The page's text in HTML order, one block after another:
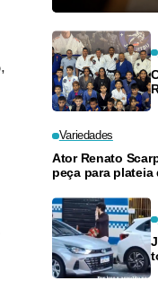
Variedades
Ator Renato
peça para plateia